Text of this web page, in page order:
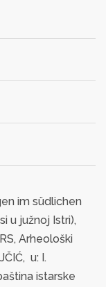
im südlichen
u južnoj Istri),
Arheološki
u: I.
istarske